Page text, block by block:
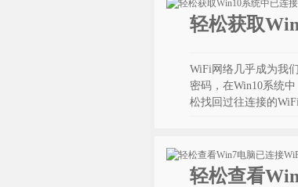
轻松获取
WiFi网络几乎成为我
密码，在Win10系统
松找回过往连接的
轻松查看